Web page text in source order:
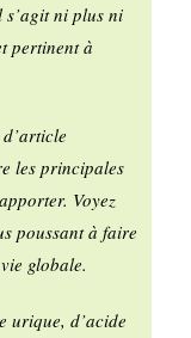
s’agit ni plus ni
pertinent à
les principales
Voyez
poussant à faire
globale.
urique, d’acide